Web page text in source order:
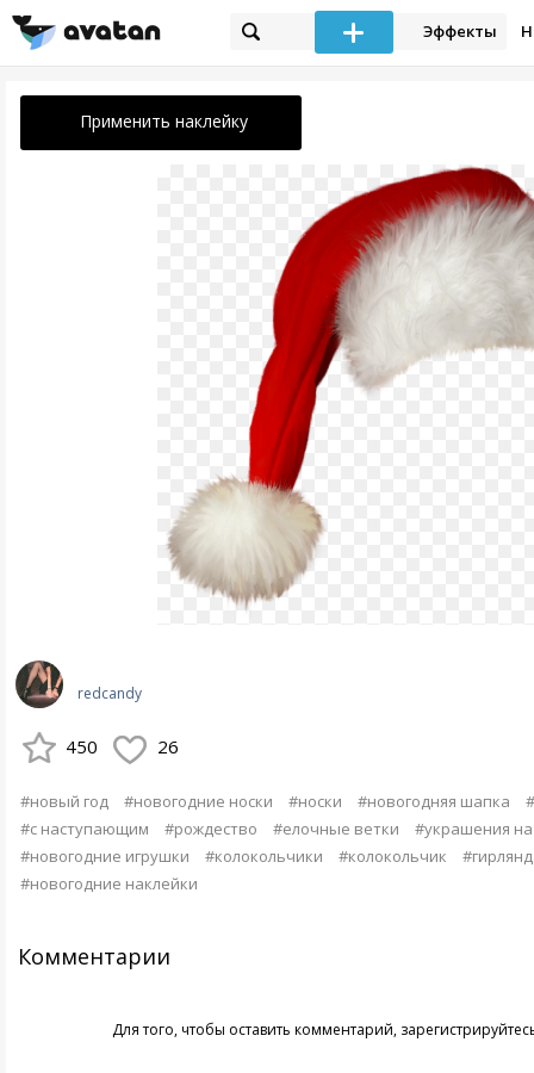
Эффекты
Применить наклейку
redcandy
450 26
#новый год #новогодние носки #носки #новогодняя шапка
#с наступающим
#рождество #елочные ветки
#украшения
#новогодние игрушки
#колокольчики #колокольчик
#новогодние наклейки
Комментарии
Для того, чтобы оставить комментарий,